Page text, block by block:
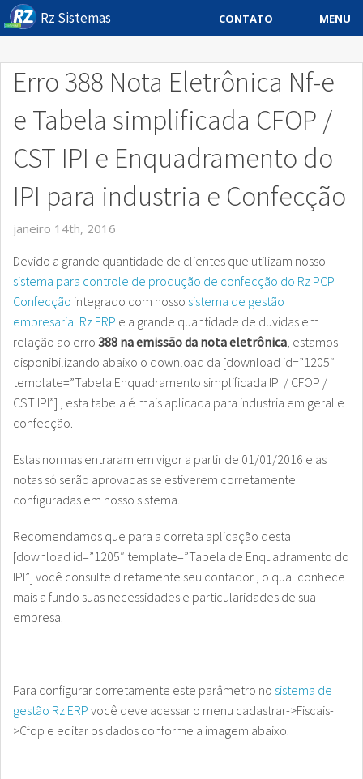
Rz Sistemas CONTATO MENU
Sistemas Especificos
Blog
Downloads
Sobre
Contato Rz Sistemas
Buscar no Site
Erro 388 Nota Eletrônica Nf-e
e Tabela simplificada CFOP /
CST IPI e Enquadramento do
IPI para industria e Confecção
janeiro 14th, 2016
Devido a grande quantidade de clientes que utilizam nosso
sistema para controle de produção de confecção do Rz PCP
Confecção integrado com nosso sistema de gestão
empresarial Rz ERP e a grande quantidade de duvidas em
relação ao erro 388 na emissão da nota eletrônica, estamos
disponibilizando abaixo o download da [download id=”1205″
template=”Tabela Enquadramento simplificada IPI / CFOP /
CST IPI”] , esta tabela é mais aplicada para industria em geral e
confecção.
Estas normas entraram em vigor a partir de 01/01/2016 e as
notas só serão aprovadas se estiverem corretamente
configuradas em nosso sistema.
Recomendamos que para a correta aplicação desta
[download id=”1205″ template=”Tabela de Enquadramento do
IPI”] você consulte diretamente seu contador , o qual conhece
mais a fundo suas necessidades e particularidades de sua
empresa.
Para configurar corretamente este parâmetro no sistema de
gestão Rz ERP você deve acessar o menu cadastrar->Fiscais-
>Cfop e editar os dados conforme a imagem abaixo.